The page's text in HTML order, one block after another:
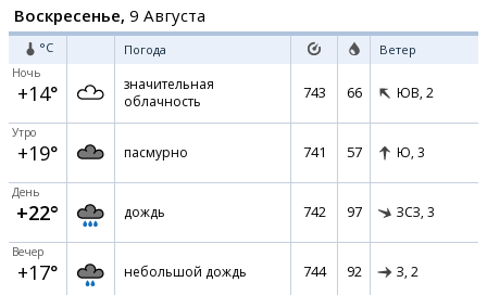
Воскресенье, 9 Августа
°C Погода Ветер
Ночь
+14°
значительная
облачность
743 66 ЮВ, 2
Утро
+19° пасмурно 741 57 Ю, 3
День
+22° дождь 742 97 ЗСЗ, 3
Вечер
+17° небольшой дождь 744 92 З, 2